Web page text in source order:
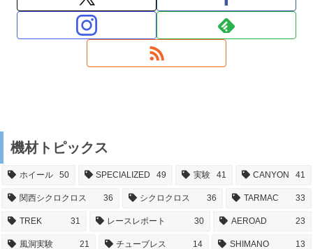
機材トピックス
ホイール 50 SPECIALIZED 49 実験 41 CANYON 41
関西シクロクロス 36 シクロクロス 36 TARMAC 33
TREK 31 レースレポート 30 AEROAD 23
風洞実験 21 チューブレス 14 SHIMANO 13